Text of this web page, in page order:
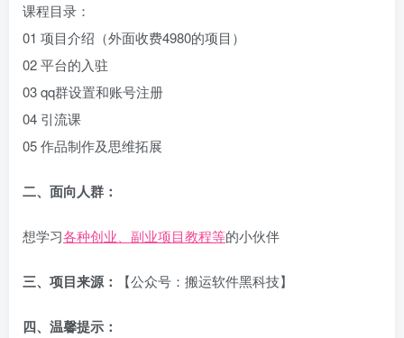
课程目录：
01 项目介绍（外面收费4980的项目）
02 平台的入驻
03 qq群设置和账号注册
04 引流课
05 作品制作及思维拓展
二、面向人群：
想学习各种创业、副业项目教程等的小伙伴
三、项目来源： 【公众号：搬运软件黑科技】
四、温馨提示：